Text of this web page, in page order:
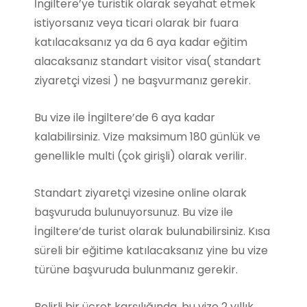
İngiltere’ye turistik olarak seyahat etmek
istiyorsanız veya ticari olarak bir fuara
katılacaksanız ya da 6 aya kadar eğitim
alacaksanız standart visitor visa( standart
ziyaretçi vizesi ) ne başvurmanız gerekir.
Bu vize ile İngiltere’de 6 aya kadar
kalabilirsiniz. Vize maksimum 180 günlük ve
genellikle multi (çok girişli) olarak verilir.
Standart ziyaretçi vizesine online olarak
başvuruda bulunuyorsunuz. Bu vize ile
İngiltere’de turist olarak bulunabilirsiniz. Kısa
süreli bir eğitime katılacaksanız yine bu vize
türüne başvuruda bulunmanız gerekir.